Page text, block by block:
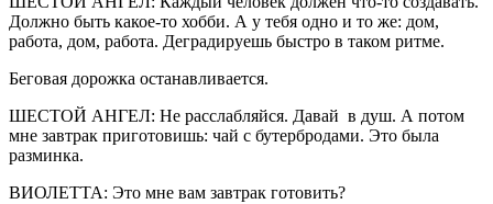
Должно быть какое-то хобби. А у тебя одно и то же: дом,
работа, дом, работа. Деградируешь быстро в таком ритме.
Беговая дорожка останавливается.
ШЕСТОЙ АНГЕЛ: Не расслабляйся. Давай в душ. А потом
мне завтрак приготовишь: чай с бутербродами. Это была
разминка.
ВИОЛЕТТА: Это мне вам завтрак готовить?